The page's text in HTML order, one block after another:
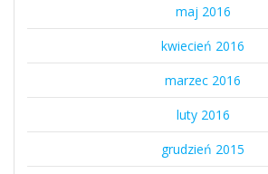
maj 2016
kwiecień 2016
marzec 2016
luty 2016
grudzień 2015